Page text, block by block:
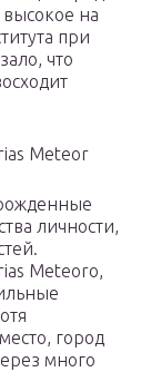
высокое на
при
что
Meteor
личности,
Meteoro,
город
много